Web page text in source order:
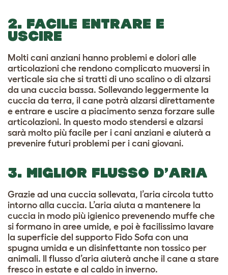
2. FACILE ENTRARE E
USCIRE
Molti cani anziani hanno problemi e dolori alle
articolazioni che rendono complicato muoversi in
verticale sia che si tratti di uno scalino o di alzarsi
da una cuccia bassa. Sollevando leggermente la
cuccia da terra, il cane potrà alzarsi direttamente
e entrare e uscire a piacimento senza forzare sulle
articolazioni. In questo modo stendersi e alzarsi
sarà molto più facile per i cani anziani e aiuterà a
prevenire futuri problemi per i cani giovani.
3. MIGLIOR FLUSSO D’ARIA
Grazie ad una cuccia sollevata, l’aria circola tutto
intorno alla cuccia. L’aria aiuta a mantenere la
cuccia in modo più igienico prevenendo muffe che
si formano in aree umide, e poi è facilissimo lavare
la superficie del supporto Fido Sofa con una
spugna umida e un disinfettante non tossico per
animali. Il flusso d’aria aiuterà anche il cane a stare
fresco in estate e al caldo in inverno.